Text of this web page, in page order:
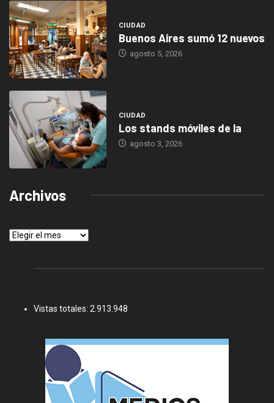
CIUDAD
Buenos Aires sumó 12 nuevos
agosto 5, 2026
CIUDAD
Los stands móviles de la
agosto 3, 2026
Archivos
Archivos
Vistas totales: 2.913.948